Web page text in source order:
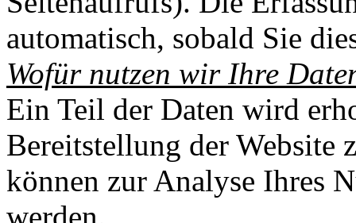
automatisch, sobald Sie
Wofür nutzen wir Ihre
Ein Teil der Daten wird
Bereitstellung der Website
können zur Analyse Ihres